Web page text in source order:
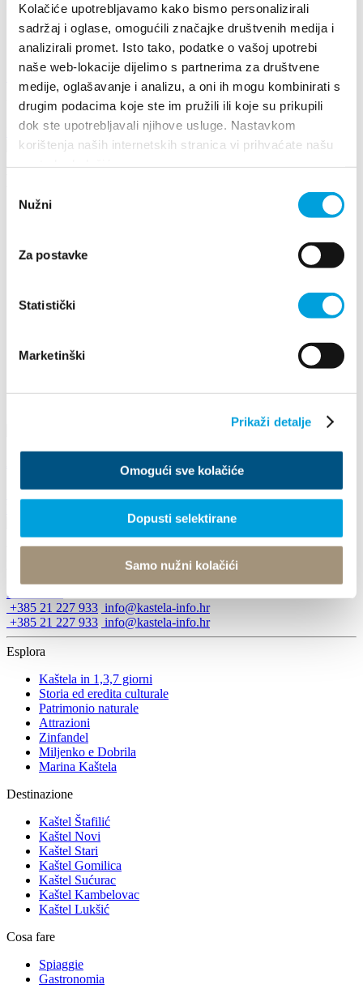
Kolačiće upotrebljavamo kako bismo personalizirali
sadržaj i oglase, omogućili značajke društvenih medija i
analizirali promet. Isto tako, podatke o vašoj upotrebi
naše web-lokacije dijelimo s partnerima za društvene
medije, oglašavanje i analizu, a oni ih mogu kombinirati s
drugim podacima koje ste im pružili ili koje su prikupili
dok ste upotrebljavali njihove usluge. Nastavkom
korištenja naših internetskih stranica vi prihvaćate našu
pristanka
Nužni
Za postavke
Statistički
Marketinški
Prikaži detalje
Omogući sve kolačiće
Dopusti selektirane
Samo nužni kolačići
sl
es
info@kastela-info.hr
Villa Nika, Kamberovo šetalište 30, 21216 Kaštel Stari, Hrvatska
Indicazioni
2023
2020
2017
2016
Arias Under the Stars
16 agosto 2024
Villa Nika, Kamberovo šetalište 30
21216 Kaštel Stari, Hrvatska
Indicazioni
+385 21 227 933 info@kastela-info.hr
+385 21 227 933 info@kastela-info.hr
Esplora
Kaštela in 1,3,7 giorni
Storia ed eredita culturale
Patrimonio naturale
Attrazioni
Zinfandel
Miljenko e Dobrila
Marina Kaštela
Destinazione
Kaštel Štafilić
Kaštel Novi
Kaštel Stari
Kaštel Gomilica
Kaštel Sućurac
Kaštel Kambelovac
Kaštel Lukšić
Cosa fare
Spiaggie
Gastronomia